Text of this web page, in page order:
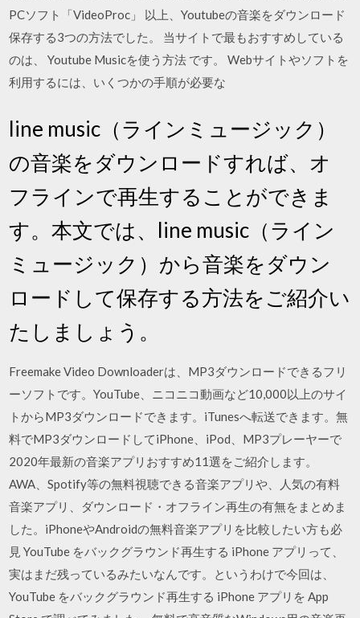
PCソフト「VideoProc」 以上、Youtubeの音楽をダウンロード
保存する3つの方法でした。 当サイトで最もおすすめしている
のは、 Youtube Musicを使う方法 です。 Webサイトやソフトを
利用するには、いくつかの手順が必要な
line music（ラインミュージック）
の音楽をダウンロードすれば、オ
フラインで再生することができま
す。本文では、line music（ライン
ミュージック）から音楽をダウン
ロードして保存する方法をご紹介い
たしましょう。
Freemake Video Downloaderは、MP3ダウンロードできるフリ
ーソフトです。YouTube、ニコニコ動画など10,000以上のサイ
トからMP3ダウンロードできます。iTunesへ転送できます。無
料でMP3ダウンロードしてiPhone、iPod、MP3プレーヤーで
2020年最新の音楽アプリおすすめ11選をご紹介します。
AWA、Spotify等の無料視聴できる音楽アプリや、人気の有料
音楽アプリ、ダウンロード・オフライン再生の有無をまとめま
した。iPhoneやAndroidの無料音楽アプリを比較したい方も必
見 YouTube をバックグラウンド再生する iPhone アプリって、
実はまだ残っているみたいなんです。というわけで今回は、
YouTube をバックグラウンド再生する iPhone アプリを App